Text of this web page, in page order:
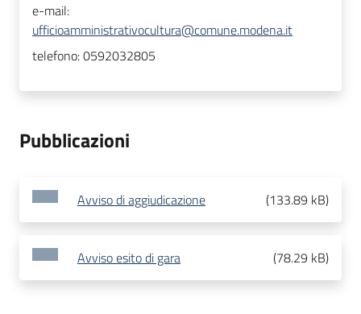
e-mail:
ufficioamministrativocultura@comune.modena.it
telefono:0592032805
Pubblicazioni
Avviso di aggiudicazione (133.89 kB)
Avviso esito di gara (78.29 kB)